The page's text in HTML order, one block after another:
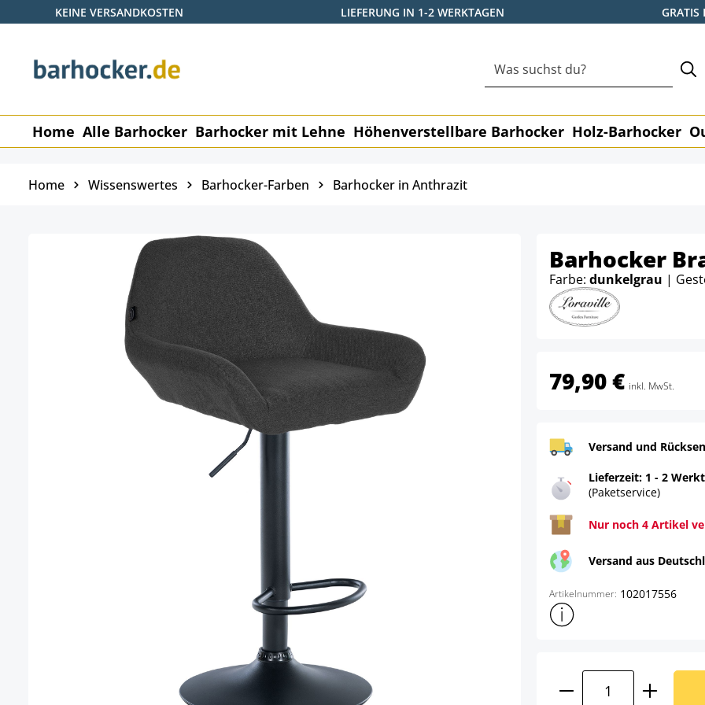
Hauptinhalt springen
Zur Suche springen
Zur Hauptnavigation springen
KEINE VERSANDKOSTEN LIEFERUNG IN 1-2 WERKTAGEN GRATIS
Home Alle Barhocker Barhocker mit Lehne Höhenverstellbare Barhocker Holz-Barhocker
Home Wissenswertes Barhocker-Farben Barhocker in Anthrazit
Barhocker
Farbe: dunkelgrau |
79,90 € inkl. MwSt.
Versand und
Lieferzeit: 1 - 2
(Paketservice)
Nur noch 4 Artikel
Versand aus
Artikelnummer: 102017556
Weitere
Produkt Anzahl: